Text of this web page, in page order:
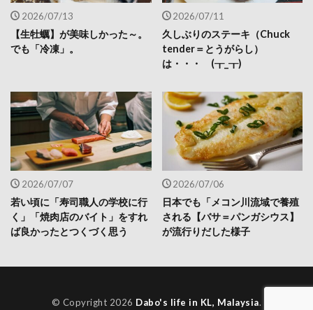
2026/07/13
【生牡蠣】が美味しかった～。
でも「冷凍」。
2026/07/11
久しぶりのステーキ（Chuck
tender＝とうがらし）
は・・・ (┰_┰)
2026/07/07
若い頃に「寿司職人の学校に行
く」「焼肉店のバイト」をすれ
ば良かったとつくづく思う
2026/07/06
日本でも「メコン川流域で養殖
される【バサ＝パンガシウス】
が流行りだした様子
© Copyright 2026 Dabo's life in KL, Malaysia.